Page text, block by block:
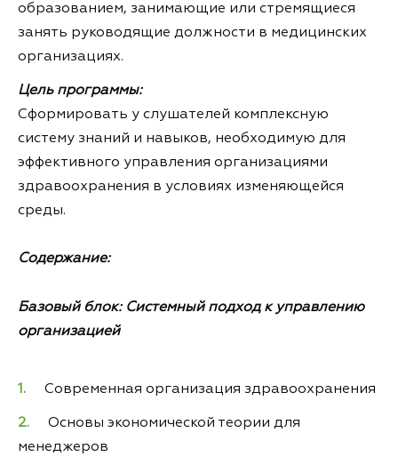
образованием, занимающие или стремящиеся
занять руководящие должности в медицинских
организациях.
Цель программы:
Сформировать у слушателей комплексную
систему знаний и навыков, необходимую для
эффективного управления организациями
здравоохранения в условиях изменяющейся
среды.
Содержание:
Базовый блок: Системный подход к управлению
организацией
Современная организация здравоохранения
Основы экономической теории для
менеджеров